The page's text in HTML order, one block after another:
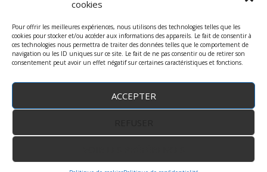
cookies
Pour offrir les meilleures expériences, nous utilisons des technologies telles que les
cookies pour stocker et/ou accéder aux informations des appareils. Le fait de consentir à
ces technologies nous permettra de traiter des données telles que le comportement de
navigation ou les ID uniques sur ce site. Le fait de ne pas consentir ou de retirer son
consentement peut avoir un effet négatif sur certaines caractéristiques et fonctions.
ACCEPTER
protègeprécommandesetsleeve
terre trois unlockursula étincelant
Copyright © 2023 robindesjeux.com -Mentions